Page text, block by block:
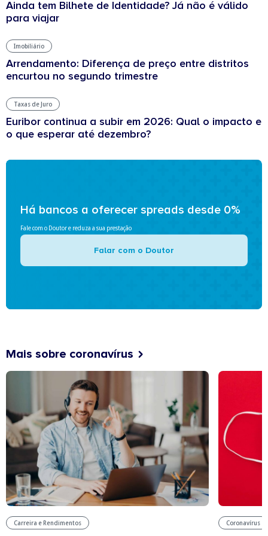
Ainda tem Bilhete de Identidade? Já não é válido
para viajar
Imobiliário
Arrendamento: Diferença de preço entre distritos
encurtou no segundo trimestre
Taxas de Juro
Euribor continua a subir em 2026: Qual o impacto e
o que esperar até dezembro?
Há bancos a oferecer spreads desde 0%
Fale com o Doutor e reduza a sua prestação
Falar com o Doutor
Mais sobre coronavírus
Carreira e Rendimentos Coronavírus